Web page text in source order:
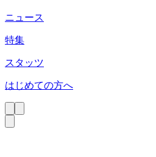
ニュース
特集
スタッツ
はじめての方へ